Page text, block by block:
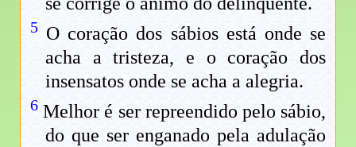
5 O coração dos sábios está onde se
acha a tristeza, e o coração dos
insensatos onde se acha a alegria.
6 Melhor é ser repreendido pelo sábio,
do que ser enganado pela adulação